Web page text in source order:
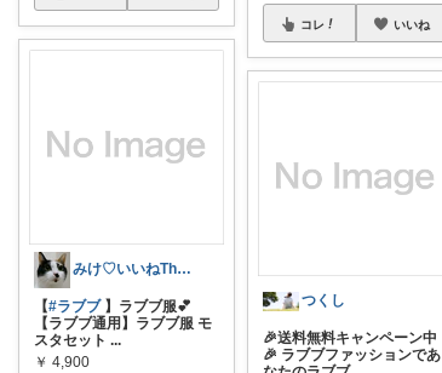
みけ♡いいねThanks☆
【#ラブブ】ラブブ服💕
【ラブブ通用】ラブブ服 モ
スタセット ...
￥ 4,900
コレ いいね
つくし
🎉送料無料キャンペーン中
🎉 ラブブファッションであ